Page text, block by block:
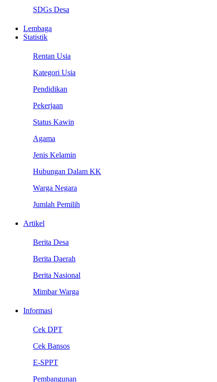
SDGs Desa
Lembaga
Statistik
Rentan Usia
Kategori Usia
Pendidikan
Pekerjaan
Status Kawin
Agama
Jenis Kelamin
Hubungan Dalam KK
Warga Negara
Jumlah Pemilih
Artikel
Berita Desa
Berita Daerah
Berita Nasional
Mimbar Warga
Informasi
Cek DPT
Cek Bansos
E-SPPT
Pembangunan